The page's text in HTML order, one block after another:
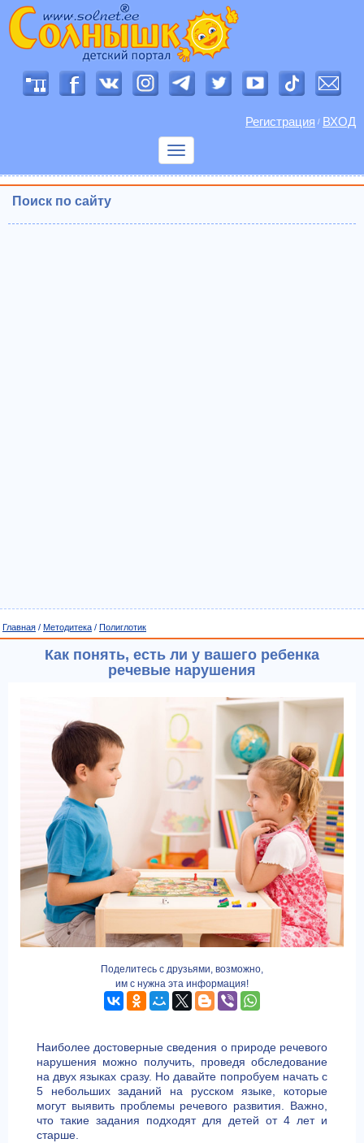
Регистрация / ВХОД
Показать
Поиск по сайту
Главная / Методитека / Полиглотик
Как понять, есть ли у вашего ребенка
речевые нарушения
Поделитесь с друзьями, возможно,
им с нужна эта информация!
Наиболее достоверные сведения о природе речевого
нарушения можно получить, проведя обследование
на двух языках сразу. Но давайте попробуем начать с
5 небольших заданий на русском языке, которые
могут выявить проблемы речевого развития. Важно,
что такие задания подходят для детей от 4 лет и
старше.